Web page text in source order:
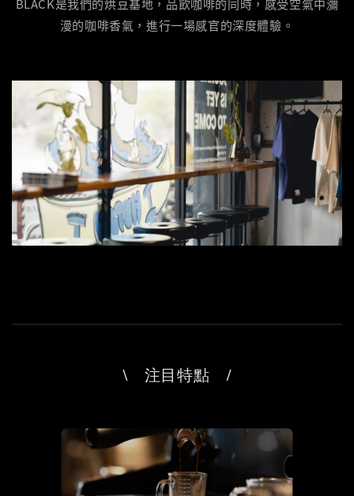
BLACK是我們的烘豆基地，品飲咖啡的同時，感受空氣中瀰
漫的咖啡香氣，進行一場感官的深度體驗。
\ 注目特點 /